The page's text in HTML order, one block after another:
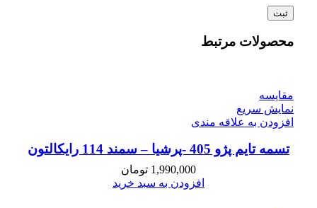
محصولات مرتبط
مقايسه
نمایش سریع
افزودن به علاقه مندی
تسمه تایم پژو 405 -پرشیا – سمند 114 رایکالتون
1,990,000 تومان
افزودن به سبد خرید